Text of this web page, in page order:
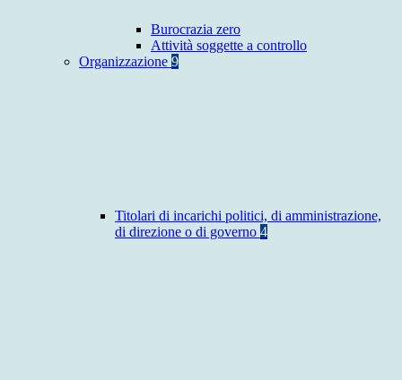
Burocrazia zero
Attività soggette a controllo
Organizzazione 9
Titolari di incarichi politici, di amministrazione,
di direzione o di governo 4